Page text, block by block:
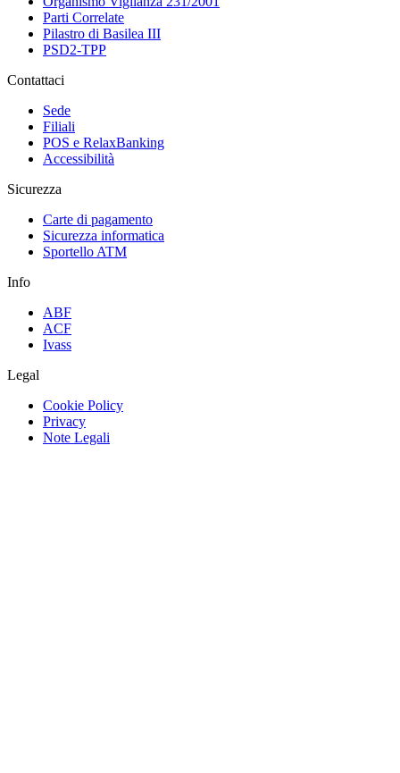
Parti Correlate
Pilastro di Basilea III
PSD2-TPP
Contattaci
Sede
Filiali
POS e RelaxBanking
Accessibilità
Sicurezza
Carte di pagamento
Sicurezza informatica
Sportello ATM
Info
ABF
ACF
Ivass
Legal
Cookie Policy
Privacy
Note Legali